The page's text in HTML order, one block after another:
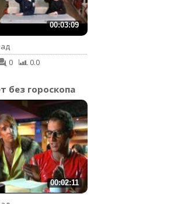
00:03:09
0 0.0
без гороскопа
00:02:11